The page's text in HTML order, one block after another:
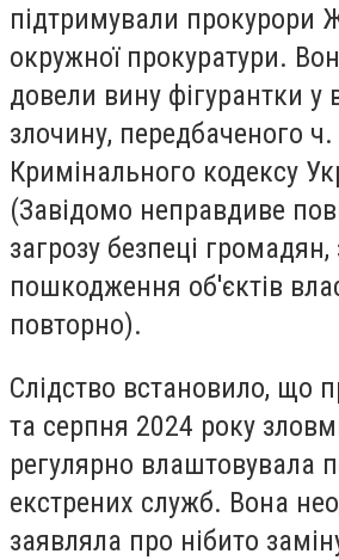
підтримували прокурори
окружної прокуратури.
довели вину фігурантки у
злочину, передбаченого
Кримінального кодексу
(Завідомо неправдиве
загрозу безпеці
пошкодження об'єктів
повторно).
Слідство встановило, що
та серпня 2024 року
регулярно влаштовувала
екстрених служб. Вона
заявляла про нібито